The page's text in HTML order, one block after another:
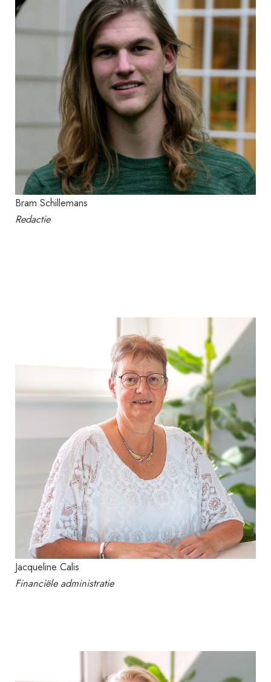
Bram Schillemans
Redactie
Jacqueline Calis
Financiële administratie